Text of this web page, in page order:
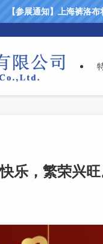
【参展通知】上海裤洛
乐，繁荣兴旺